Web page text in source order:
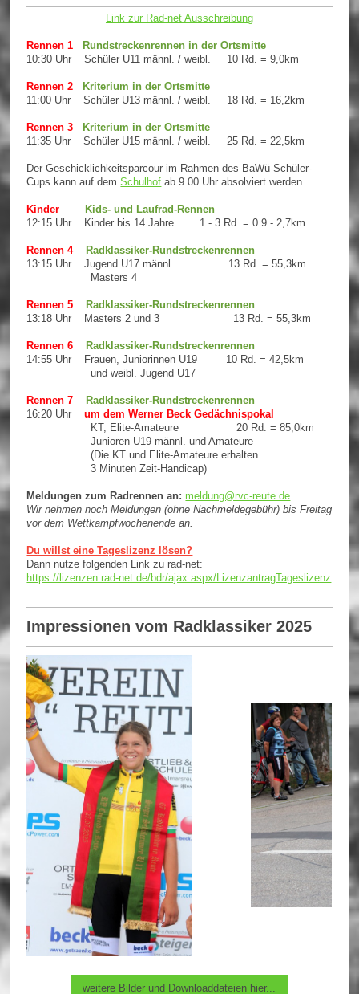
Link zur Rad-net Ausschreibung
Rennen 1
Rundstreckenrennen in der Ortsmitte
10:30 Uhr Schüler U11 männl. / weibl. 10 Rd. = 9,0km
Rennen 2
Kriterium in der Ortsmitte
11:00 UhrSchüler U13 männl. / weibl. 18 Rd. = 16,2km
Rennen 3
Kriterium in der Ortsmitte
11:35 UhrSchüler U15 männl. / weibl. 25 Rd. = 22,5km
Der Geschicklichkeitsparcour im Rahmen des BaWü-Schüler-
Cups kannauf demSchulhof ab 9.00 Uhr absolviert werden.
KinderKids- und Laufrad-Rennen
12:15 Uhr Kinder bis 14 Jahre 1 - 3 Rd. = 0.9 - 2,7km
Rennen 4
Radklassiker-Rundstreckenrennen
13:15 Uhr Jugend U17 männl. 13 Rd. = 55,3km
Masters 4
Rennen 5
Radklassiker-Rundstreckenrennen
13:18 Uhr Masters 2 und 3 13 Rd. = 55,3km
Rennen 6Radklassiker-Rundstreckenrennen
14:55 Uhr Frauen, Juniorinnen U19 10 Rd. = 42,5km
und weibl. Jugend U17
Rennen 7Radklassiker-Rundstreckenrennen
16:20 Uhrum dem Werner Beck Gedächnispokal
KT, Elite-Amateure 20 Rd. = 85,0km
Junioren U19 männl.und Amateure
(Die KT und Elite-Amateure erhalten
3 Minuten Zeit-Handicap)
Meldungen zum Radrennen an: meldung@rvc-reute.de
Wir nehmen noch Meldungen (ohne Nachmeldegebühr) bis Freitag
vor dem Wettkampfwochenende an.
Du willst eine Tageslizenz lösen?
Dann nutze folgenden Link zu rad-net:
https://lizenzen.rad-net.de/bdr/ajax.aspx/LizenzantragTageslizenz
Impressionen vom Radklassiker 2025
weitere Bilder und Downloaddateien hier...